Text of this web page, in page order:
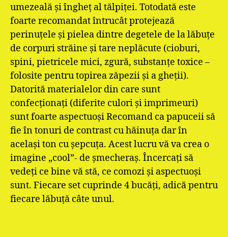
umezeală şi îngheţ al tălpiţei. Totodată este
foarte recomandat întrucât protejează
perinuţele şi pielea dintre degetele de la lăbuţe
de corpuri străine şi tare neplăcute (cioburi,
spini, pietricele mici, zgură, substanţe toxice –
folosite pentru topirea zăpezii şi a gheţii).
Datorită materialelor din care sunt
confecţionaţi (diferite culori şi imprimeuri)
sunt foarte aspectuoşi Recomand ca papuceii să
fie în tonuri de contrast cu hăinuţa dar în
acelaşi ton cu şepcuţa. Acest lucru vă va crea o
imagine „cool”- de şmecheraş. Încercaţi să
vedeţi ce bine vă stă, ce comozi şi aspectuoşi
sunt. Fiecare set cuprinde 4 bucăţi, adică pentru
fiecare lăbuţă câte unul.